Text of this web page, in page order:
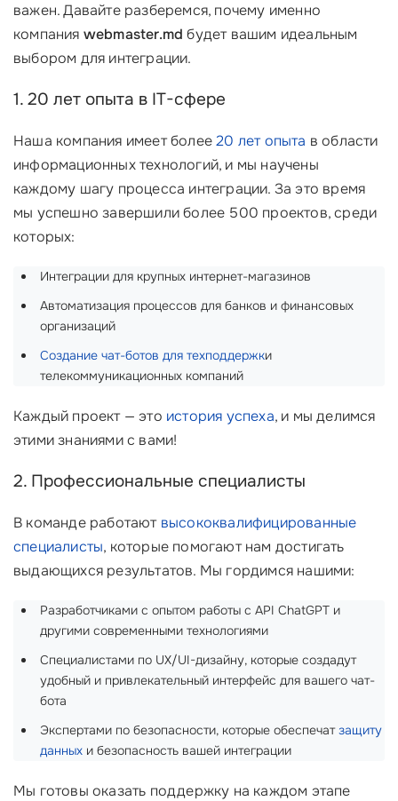
важен. Давайте разберемся, почему именно
компания webmaster.md будет вашим идеальным
выбором для интеграции.
1. 20 лет опыта в IT-сфере
Наша компания имеет более20 лет опыта в области
информационных технологий, и мы научены
каждому шагу процесса интеграции. За это время
мы успешно завершили более 500 проектов, среди
которых:
Интеграции для крупных интернет-магазинов
Автоматизация процессов для банков и финансовых
организаций
Создание чат-ботов для техподдержки
телекоммуникационных компаний
Каждый проект — это история успеха, и мы делимся
этими знаниями с вами!
2. Профессиональные специалисты
В команде работают высококвалифицированные
специалисты, которые помогают нам достигать
выдающихся результатов. Мы гордимся нашими:
Разработчиками с опытом работы с API ChatGPT и
другими современными технологиями ‍
Специалистами по UX/UI-дизайну, которые создадут
удобный и привлекательный интерфейс для вашего чат-
бота
Экспертами по безопасности, которые обеспечатзащиту
данных и безопасность вашей интеграции
Мы готовы оказать поддержку на каждом этапе